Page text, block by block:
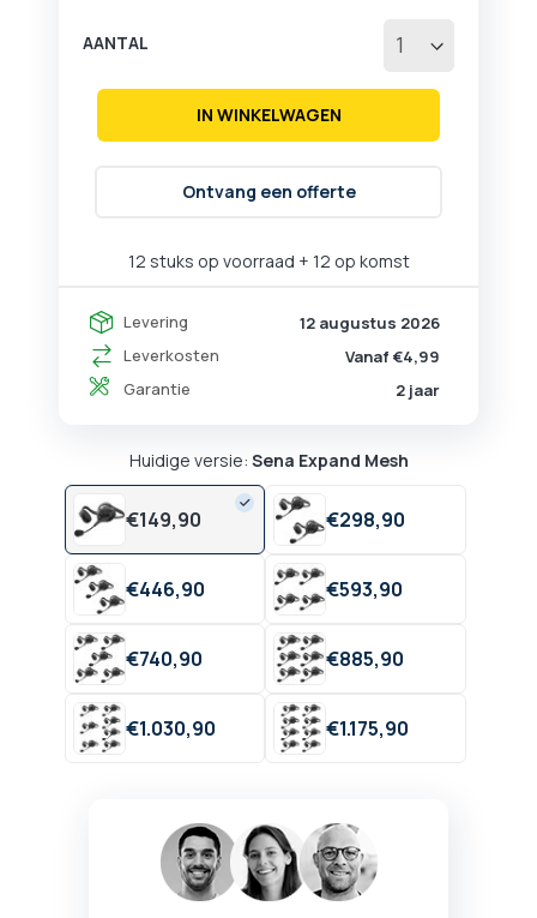
12 stuks op voorraad + 12 op komst
Levering
12 augustus 2026
Leverkosten
Vanaf €4,99
Garantie
2 jaar
AANTAL
IN WINKELWAGEN
Ontvang een offerte
Huidige versie: Sena Expand Mesh
€149,90 €298,90
€446,90 €593,90
€740,90 €885,90
€1.030,90 €1.175,90